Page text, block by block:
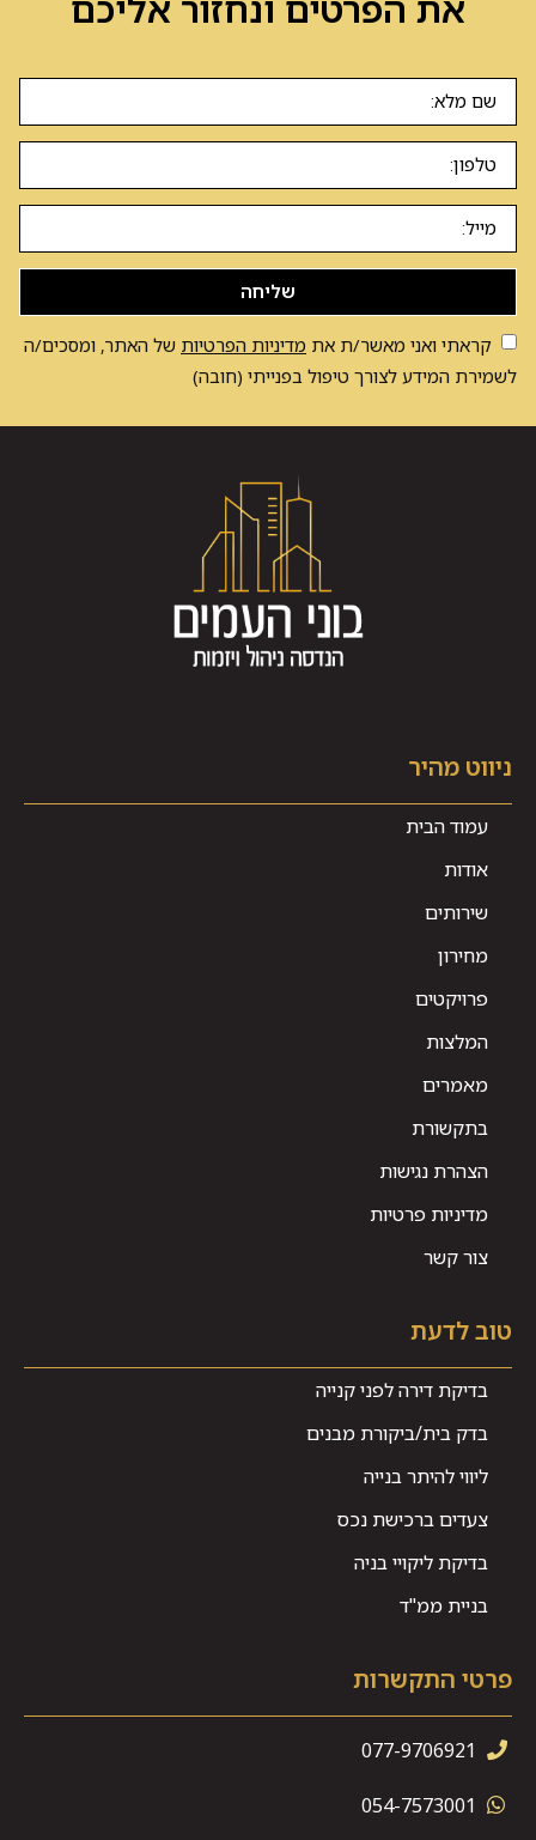
שליחה
קראתי ואני מאשר/ת את מדיניות הפרטיות של האתר, ומסכים/ה
לשמירת המידע לצורך טיפול בפנייתי (חובה)
ניווט מהיר
עמוד הבית
אודות
שירותים
מחירון
פרויקטים
המלצות
מאמרים
בתקשורת
הצהרת נגישות
מדיניות פרטיות
צור קשר
טוב לדעת
בדיקת דירה לפני קנייה
בדק בית/ביקורת מבנים
ליווי להיתר בנייה
צעדים ברכישת נכס
בדיקת ליקויי בניה
בניית ממ"ד
פרטי התקשרות
077-9706921
054-7573001